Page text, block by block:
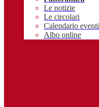
Le notizie
Le circolari
Calendario eventi
Albo online